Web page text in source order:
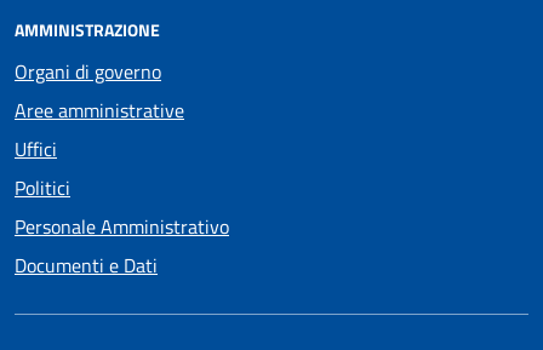
AMMINISTRAZIONE
Organi di governo
Aree amministrative
Uffici
Politici
Personale Amministrativo
Documenti e Dati